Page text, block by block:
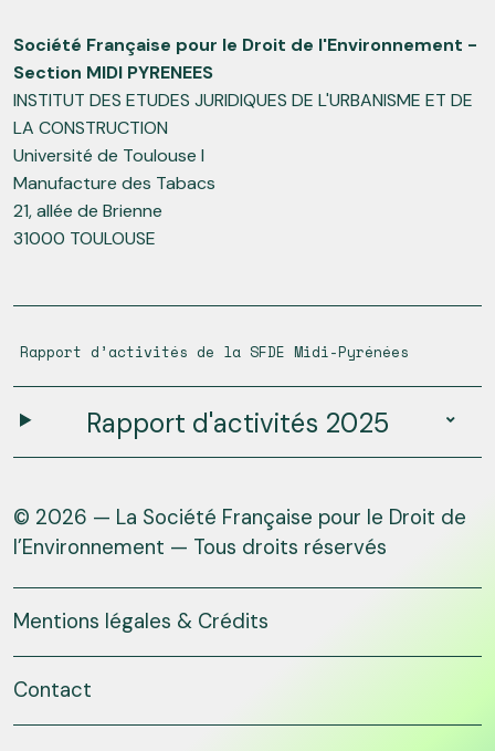
Société Française pour le Droit de l'Environnement -
Section MIDI PYRENEES
INSTITUT DES ETUDES JURIDIQUES DE L'URBANISME ET DE
LA CONSTRUCTION
Université de Toulouse I
Manufacture des Tabacs
21, allée de Brienne
31000 TOULOUSE
Rapport d’activités de la SFDE Midi-Pyrénées
Rapport d'activités 2025
© 2026 — La Société Française pour le Droit de
l’Environnement — Tous droits réservés
Mentions légales & Crédits
Contact